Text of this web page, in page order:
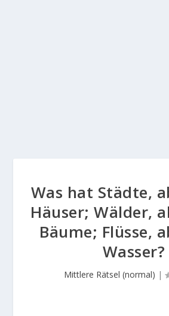
Was hat Städte,
Häuser; Wälder,
Bäume; Flüsse,
Wasser?
Mittlere Rätsel (normal) |